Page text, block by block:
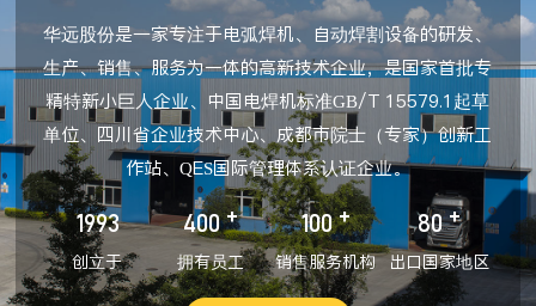
华远股份是一家专注于电弧焊机、自动焊割设备的研发、
生产、销售、服务为一体的高新技术企业，是国家首批专
精特新小巨人企业、中国电焊机标准GB/T 15579.1起草
单位、四川省企业技术中心、成都市院士（专家）创新工
作站、QES国际管理体系认证企业。
1993
创立于
400 +
拥有员工
100 +
销售服务机构
80 +
出口国家地区